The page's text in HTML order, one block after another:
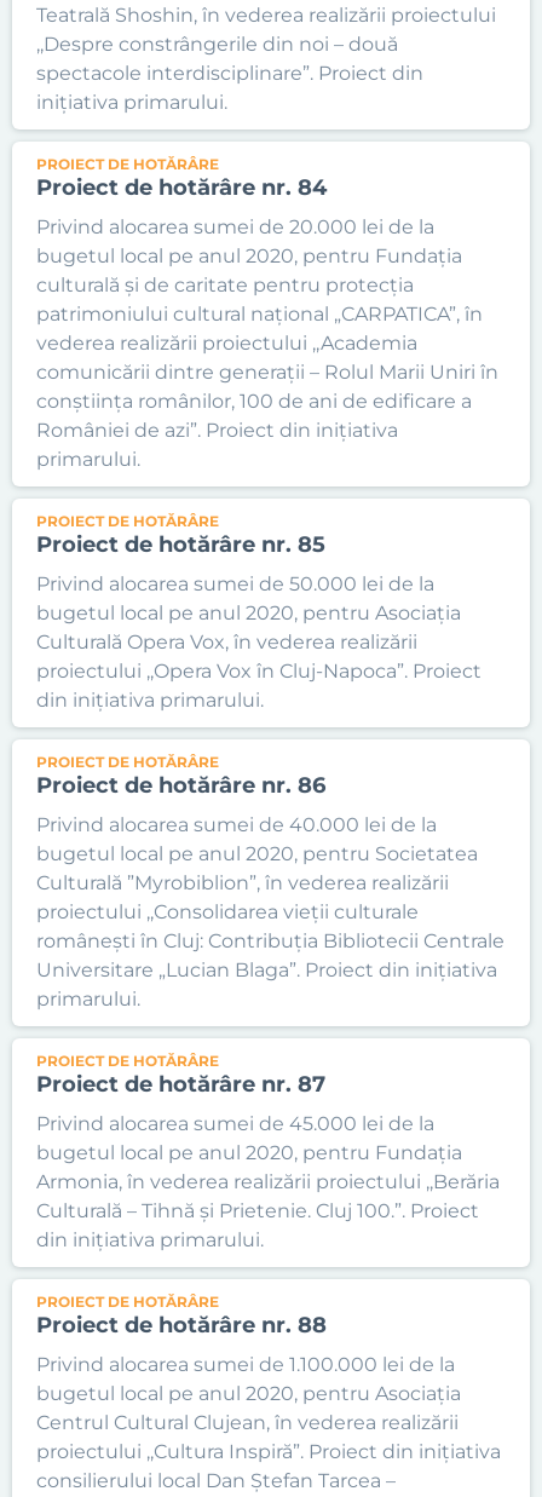
Teatrală Shoshin, în vederea realizării proiectului
,,Despre constrângerile din noi – două
spectacole interdisciplinare”. Proiect din
inițiativa primarului.
PROIECT DE HOTĂRÂRE
Proiect de hotărâre nr. 84
Privind alocarea sumei de 20.000 lei de la
bugetul local pe anul 2020, pentru Fundația
culturală și de caritate pentru protecția
patrimoniului cultural național „CARPATICA”, în
vederea realizării proiectului ,,Academia
comunicării dintre generații – Rolul Marii Uniri în
conștiința românilor, 100 de ani de edificare a
României de azi”. Proiect din inițiativa
primarului.
PROIECT DE HOTĂRÂRE
Proiect de hotărâre nr. 85
Privind alocarea sumei de 50.000 lei de la
bugetul local pe anul 2020, pentru Asociația
Culturală Opera Vox, în vederea realizării
proiectului ,,Opera Vox în Cluj-Napoca”. Proiect
din inițiativa primarului.
PROIECT DE HOTĂRÂRE
Proiect de hotărâre nr. 86
Privind alocarea sumei de 40.000 lei de la
bugetul local pe anul 2020, pentru Societatea
Culturală ”Myrobiblion”, în vederea realizării
proiectului ,,Consolidarea vieții culturale
românești în Cluj: Contribuția Bibliotecii Centrale
Universitare „Lucian Blaga”. Proiect din inițiativa
primarului.
PROIECT DE HOTĂRÂRE
Proiect de hotărâre nr. 87
Privind alocarea sumei de 45.000 lei de la
bugetul local pe anul 2020, pentru Fundația
Armonia, în vederea realizării proiectului ,,Berăria
Culturală – Tihnă și Prietenie. Cluj 100.”. Proiect
din inițiativa primarului.
PROIECT DE HOTĂRÂRE
Proiect de hotărâre nr. 88
Privind alocarea sumei de 1.100.000 lei de la
bugetul local pe anul 2020, pentru Asociația
Centrul Cultural Clujean, în vederea realizării
proiectului ,,Cultura Inspiră”. Proiect din inițiativa
consilierului local Dan Ștefan Tarcea –